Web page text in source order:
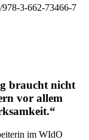
3-662-73466-7
braucht nicht
vor allem
im WIdO